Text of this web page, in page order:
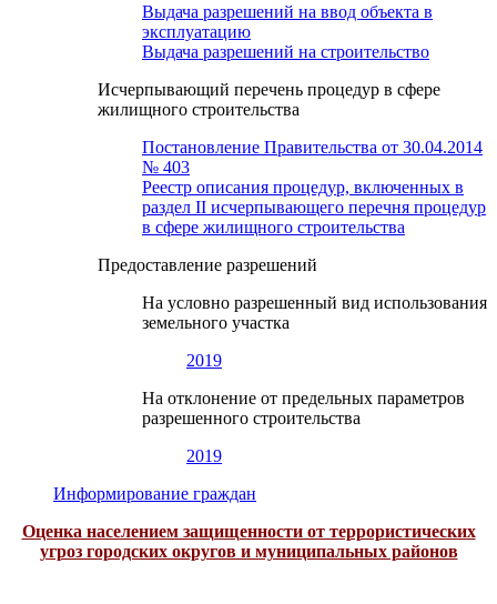
Выдача разрешений на ввод объекта в
эксплуатацию
Выдача разрешений на строительство
Исчерпывающий перечень процедур в сфере
жилищного строительства
Постановление Правительства от 30.04.2014
№ 403
Реестр описания процедур, включенных в
раздел II исчерпывающего перечня процедур
в сфере жилищного строительства
Предоставление разрешений
На условно разрешенный вид использования
земельного участка
2019
На отклонение от предельных параметров
разрешенного строительства
2019
Информирование граждан
Оценка населением защищенности от террористических
угроз городских округов и муниципальных районов